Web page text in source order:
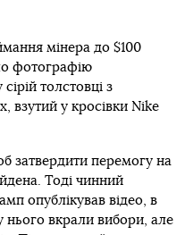
мінера до $100
фотографію
толстовці з
взутий у кросівки Nike
затвердити перемогу на
Тоді чинний
опублікував відео, в
нього вкрали вибори, але